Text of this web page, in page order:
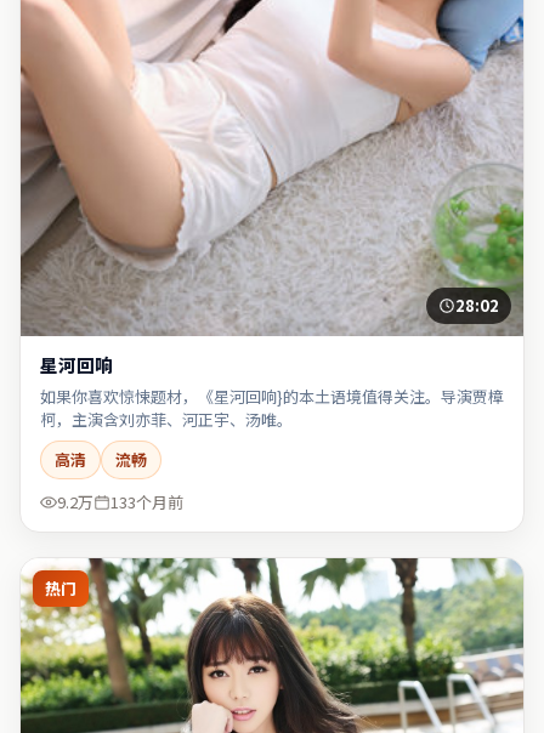
28:02
星河回响
如果你喜欢惊悚题材，《星河回响}的本土语境值得关注。导演贾樟
柯，主演含刘亦菲、河正宇、汤唯。
高清
流畅
9.2万
133个月前
热门